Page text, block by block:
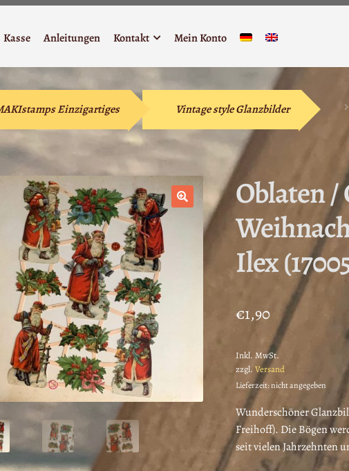
Kasse Anleitungen Kontakt Mein Konto
Einzigartiges Vintage style Glanzbilder
Oblaten
Ilex
€1,90
Inkl. MwSt.
zzgl. Versand
Lieferzeit: nicht angegeben
Wunderschöner
Freihoff). Die Bögen
seit vielen Jahrzehnten